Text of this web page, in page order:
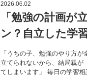
2026.06.02
「勉強の計画が
ン？自立した学
「うちの子、勉強のやり方
立てられないから、結局親が
てしまいます」 毎日の学習